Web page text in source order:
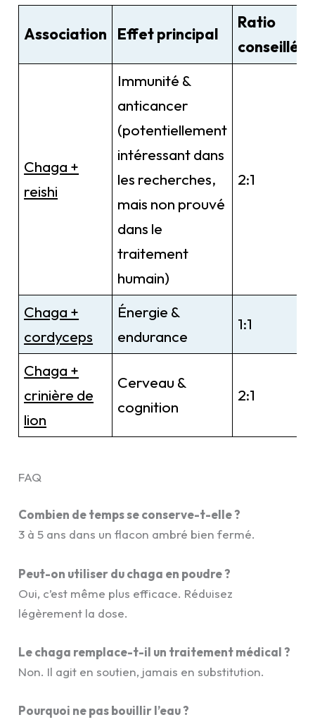
Association Effet principal
Ratio
conseillé
Chaga +
reishi
Immunité &
anticancer
(potentiellement
intéressant dans
les recherches,
mais non prouvé
dans le
traitement
humain)
2:1
Chaga +
cordyceps
Énergie &
endurance
1:1
Chaga +
crinière de
lion
Cerveau &
cognition
2:1
FAQ
Combien de temps se conserve-t-elle ?
3 à 5 ans dans un flacon ambré bien fermé.
Peut-on utiliser du chaga en poudre ?
Oui, c’est même plus efficace. Réduisez
légèrement la dose.
Le chaga remplace-t-il un traitement médical ?
Non. Il agit en soutien, jamais en substitution.
Pourquoi ne pas bouillir l’eau ?